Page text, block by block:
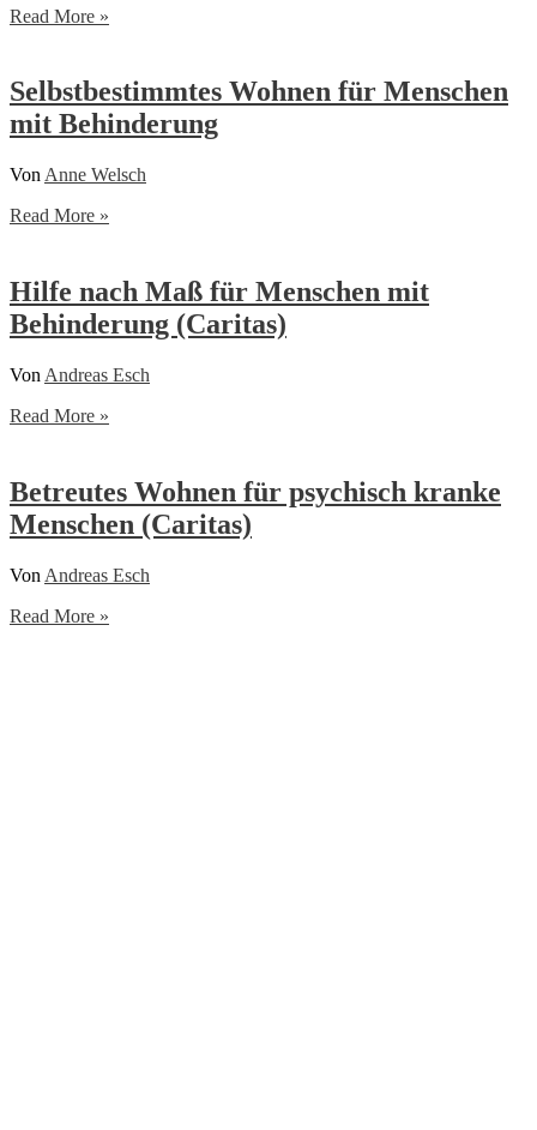
Integrationshilfe
und
Kindertagesstätten
Read More »
Selbstbestimmtes Wohnen für Menschen
mit Behinderung
Von Anne Welsch
Selbstbestimmtes
Menschen
mit
Behinderung
Read More »
Hilfe nach Maß für Menschen mit
Behinderung (Caritas)
Von Andreas Esch
Hilfe
für
Menschen
mit
Behinderung
(Caritas)
Read More »
Betreutes Wohnen für psychisch kranke
Menschen (Caritas)
Von Andreas Esch
Betreutes
Read More »